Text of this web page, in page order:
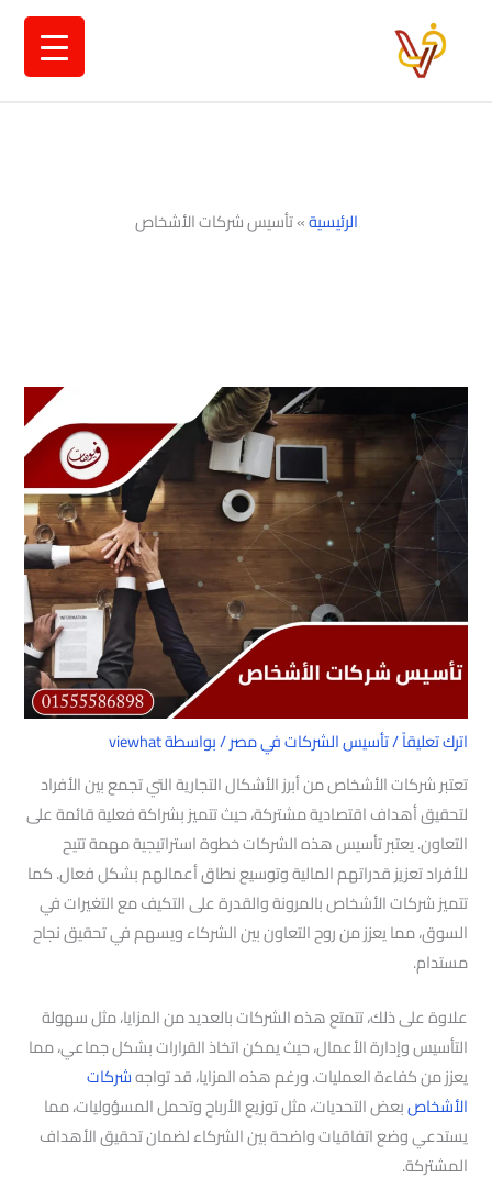
الرئيسية»تأسيس شركات الأشخاص
اترك تعليقاً/تأسيس الشركات في مصر/ بواسطةviewhat
تعتبر شركات الأشخاص من أبرز الأشكال التجارية التي تجمع بين الأفراد
لتحقيق أهداف اقتصادية مشتركة، حيث تتميز بشراكة فعلية قائمة على
التعاون. يعتبر تأسيس هذه الشركات خطوة استراتيجية مهمة تتيح
للأفراد تعزيز قدراتهم المالية وتوسيع نطاق أعمالهم بشكل فعال. كما
تتميز شركات الأشخاص بالمرونة والقدرة على التكيف مع التغيرات في
السوق، مما يعزز من روح التعاون بين الشركاء ويسهم في تحقيق نجاح
مستدام.
علاوة على ذلك، تتمتع هذه الشركات بالعديد من المزايا، مثل سهولة
التأسيس وإدارة الأعمال، حيث يمكن اتخاذ القرارات بشكل جماعي، مما
يعزز من كفاءة العمليات. ورغم هذه المزايا، قد تواجهشركات
الأشخاصبعض التحديات، مثل توزيع الأرباح وتحمل المسؤوليات، مما
يستدعي وضع اتفاقيات واضحة بين الشركاء لضمان تحقيق الأهداف
المشتركة.